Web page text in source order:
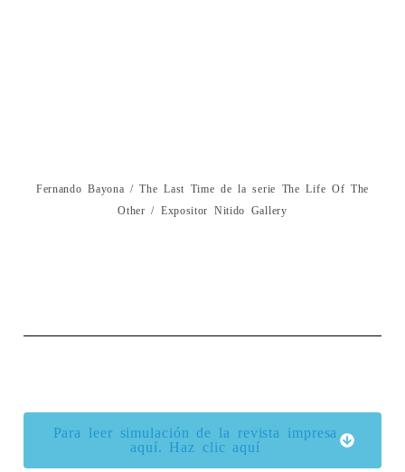
Fernando Bayona / The Last Time de la serie The Life Of The
Other / Expositor Nitido Gallery
Para leer simulación de la revista impresa
aquí.​ Haz clic aquí